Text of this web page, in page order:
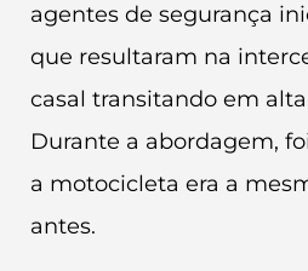
agentes de segurança
que resultaram na
casal transitando em
Durante a abordagem,
a motocicleta era a
antes.